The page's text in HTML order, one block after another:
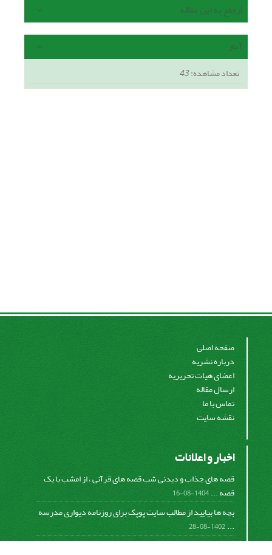
ارجاع به این مقاله
آمار
تعداد مشاهده:43
صفحه اصلی
درباره نشریه
اعضای هیات تحریریه
ارسال مقاله
تماس با ما
نقشه سایت
اخبار و اعلانات
قصه های جذاب و دیدنی شب قصه های قرآنی ، از امشب با یک
قصه ...1404-08-16
بچه ها بیایید از مطالب سایت پوپک برای روزنامه دیواری مدرسه
...
1402-08-28